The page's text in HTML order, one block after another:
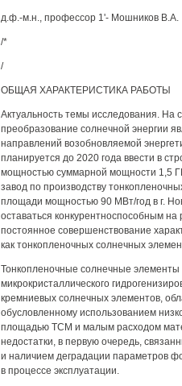
д.ф.-м.н., профессор 1'- Мошников В.А.
/*
/
ОБЩАЯ ХАРАКТЕРИСТИКА РАБОТЫ
Актуальность темы исследования. На
преобразование солнечной энергии
направлений возобновляемой
планируется до 2020 года ввести в
мощностью суммарной мощности 1,5
завод по производству
площади мощностью 90 МВт/год в г.
оставаться конкурентноспособным
постоянное совершенствование
как тонкопленочных солнечных
Тонкопленочные солнечные
микрокристаллического
кремниевых солнечных элементов,
обусловленному использованием
площадью ТСМ и малым расходом
недостатки, в первую очередь,
и наличием деградации параметров
в процессе эксплуатации.